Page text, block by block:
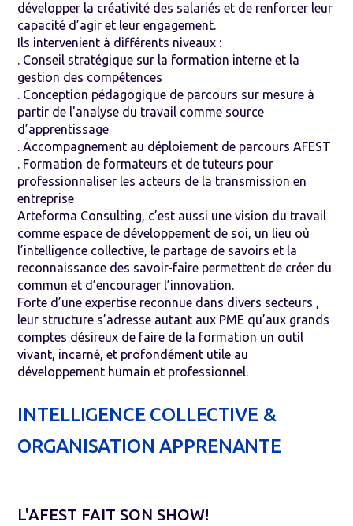
développer la créativité des salariés et de renforcer leur
capacité d’agir et leur engagement.
Ils intervenient à différents niveaux :
. Conseil stratégique sur la formation interne et la
gestion des compétences
. Conception pédagogique de parcours sur mesure à
partir de l'analyse du travail comme source
d’apprentissage
. Accompagnement au déploiement de parcours AFEST
. Formation de formateurs et de tuteurs pour
professionnaliser les acteurs de la transmission en
entreprise
Arteforma Consulting, c’est aussi une vision du travail
comme espace de développement de soi, un lieu où
l’intelligence collective, le partage de savoirs et la
reconnaissance des savoir-faire permettent de créer du
commun et d’encourager l’innovation.
Forte d’une expertise reconnue dans divers secteurs ,
leur structure s’adresse autant aux PME qu’aux grands
comptes désireux de faire de la formation un outil
vivant, incarné, et profondément utile au
développement humain et professionnel.
INTELLIGENCE COLLECTIVE &
ORGANISATION APPRENANTE
L'AFEST FAIT SON SHOW!